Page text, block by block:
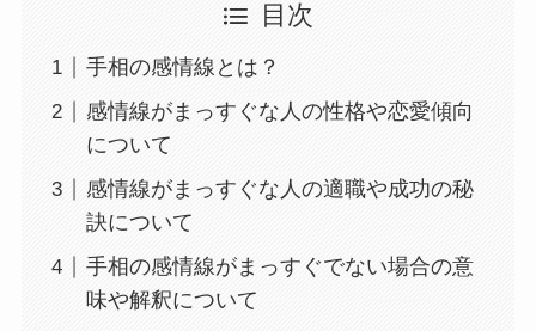
目次
手相の感情線とは？
感情線がまっすぐな人の性格や恋愛傾向
について
感情線がまっすぐな人の適職や成功の秘
訣について
手相の感情線がまっすぐでない場合の意
味や解釈について